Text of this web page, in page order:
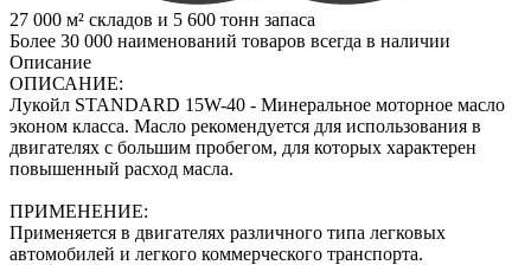
27 000 м² складов и 5 600 тонн запаса
Более 30 000 наименований товаров всегда в наличии
Описание
ОПИСАНИЕ:
Лукойл STANDARD 15W-40 - Минеральное моторное масло
эконом класса. Масло рекомендуется для использования в
двигателях с большим пробегом, для которых характерен
повышенный расход масла.
ПРИМЕНЕНИЕ:
Применяется в двигателях различного типа легковых
автомобилей и легкого коммерческого транспорта.